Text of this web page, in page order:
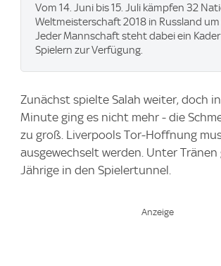
Vom 14. Juni bis 15. Juli kämpfen 32
Weltmeisterschaft 2018 in Russland um
Jeder Mannschaft steht dabei ein
Spielern zur Verfügung.
Zunächst spielte Salah weiter, doch
Minute ging es nicht mehr - die
zu groß. Liverpools Tor-Hoffnung
ausgewechselt werden. Unter Tränen
Jährige in den Spielertunnel.